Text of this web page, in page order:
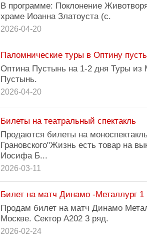
В программе: Поклонение
храме Иоанна Златоуста (с.
2026-04-20
Паломнические туры в Оптину
Оптина Пустынь на 1-2 дня Туры
Пустынь.
2026-04-20
Билеты на театральный спектакль
Продаются билеты на
Грановского"Жизнь есть товар на
Иосифа Б...
2026-03-11
Билет на матч Динамо -Металлург 1
Продам билет на матч Динамо
Москве. Сектор А202 3 ряд.
2026-02-24